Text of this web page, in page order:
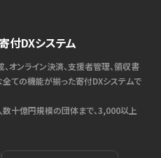
付DXシステム
オンライン決済、支援者管理、領収書
全ての機能が揃った寄付DXシステムで
十億円規模の団体まで、3,000以上